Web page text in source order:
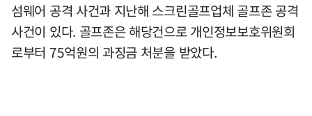
섬웨어 공격 사건과 지난해 스크린골프업체 골프존 공격
사건이 있다. 골프존은 해당건으로 개인정보보호위원회
로부터 75억원의 과징금 처분을 받았다.